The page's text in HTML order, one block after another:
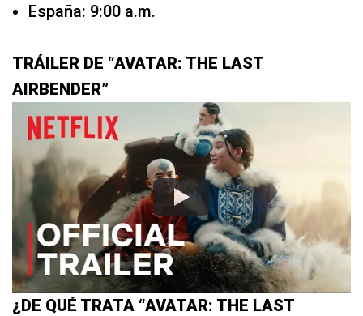
España: 9:00 a.m.
TRÁILER DE “AVATAR: THE LAST
AIRBENDER”
¿DE QUÉ TRATA “AVATAR: THE LAST